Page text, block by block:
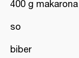
400 g makarona
so
biber